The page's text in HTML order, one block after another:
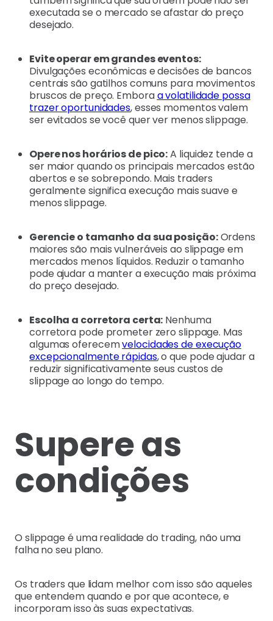
executada se o mercado se afastar do preço
desejado.
Evite operar em grandes eventos:
Divulgações econômicas e decisões de bancos
centrais são gatilhos comuns para movimentos
bruscos de preço. Emboraa volatilidade possa
trazer oportunidades, esses momentos valem
ser evitados se você quer ver menos slippage.
Opere nos horários de pico:A liquidez tende a
ser maior quando os principais mercados estão
abertos e se sobrepondo. Mais traders
geralmente significa execução mais suave e
menos slippage.
Gerencie o tamanho da sua posição:Ordens
maiores são mais vulneráveis ao slippage em
mercados menos líquidos. Reduzir o tamanho
pode ajudar a manter a execução mais próxima
do preço desejado.
Escolha a corretora certa: Nenhuma
corretora pode prometer zero slippage. Mas
algumas oferecemvelocidades de execução
excepcionalmente rápidas, o que pode ajudar a
reduzir significativamente seus custos de
slippage ao longo do tempo.
Supere as
condições
O slippage é uma realidade do trading, não uma
falha no seu plano.
Os traders que lidam melhor com isso são aqueles
que entendem quando e por que acontece, e
incorporam isso às suas expectativas.